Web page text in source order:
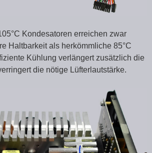
Kondesatoren erreichen zwar
Haltbarkeit als herkömmliche 85°C
Kühlung verlängert zusätzlich die
die nötige Lüfterlautstärke.